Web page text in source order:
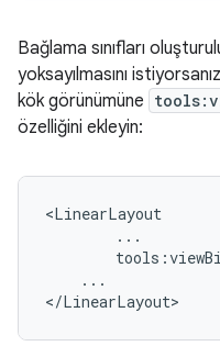
Bağlama sınıfları
yoksayılmasını
kök görünümüne
özelliğini ekleyin:
...